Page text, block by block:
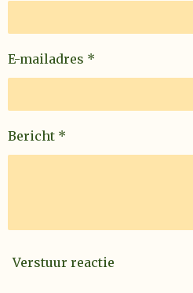
E-mailadres *
Bericht *
Verstuur reactie